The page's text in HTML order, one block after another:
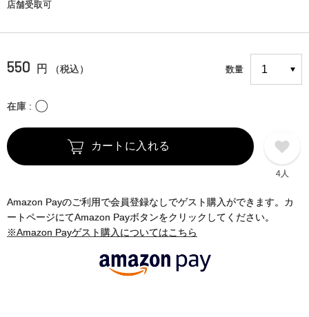
店舗受取可
550 円 （税込） 数量
在庫 〇
カートに入れる
4人
Amazon Payのご利用で会員登録なしでゲスト購入ができます。カ
ートページにてAmazon Payボタンをクリックしてください。
※Amazon Payゲスト購入についてはこちら